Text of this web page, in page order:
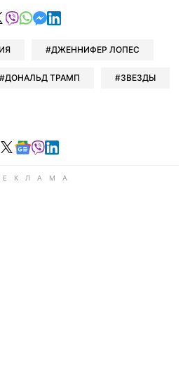
в Telegram
в Facebook
поделиться в X
отправить в Viber
отправить в Whatsapp
отправить в Messenger
отправить в LinkedIn
ДЖЕННИФЕР ЛОПЕС
ДОНАЛЬД ТРАМП ЗВЕЗДЫ
в Telegram
в Facebook
Читайте в X
Читайте в Google news
Читайте в Viber
Читайте в LinkedIn